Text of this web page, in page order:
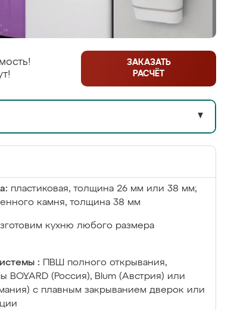
ЗАКАЗАТЬ
РАСЧЁТ
▼
пластиковая, толщина 26 мм или 38 мм;
камня, толщина 38 мм
кухню любого размера
:
ПВШ полного открывания,
BOYARD (Россия), Blum (Австрия) или
с плавным закрыванием дверок или